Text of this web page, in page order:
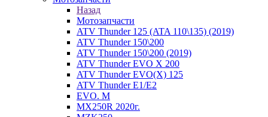
Назад
Мотозапчасти
ATV Thunder 125 (ATA 110\135) (2019)
ATV Thunder 150\200
ATV Thunder 150\200 (2019)
ATV Thunder EVO X 200
ATV Thunder EVO(X) 125
ATV Thunder Е1/Е2
EVO. M
MX250R 2020г.